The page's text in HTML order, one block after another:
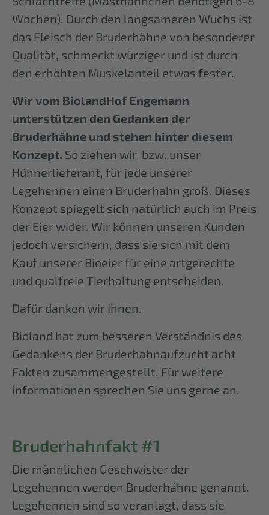
Wochen). Durch den langsameren Wuchs ist
das Fleisch der Bruderhähne von besonderer
Qualität, schmeckt würziger und ist durch
den erhöhten Muskelanteil etwas fester.
Wir vom BiolandHof Engemann
unterstützen den Gedanken der
Bruderhähne und stehen hinter diesem
Konzept. So ziehen wir, bzw. unser
Hühnerlieferant, für jede unserer
Legehennen einen Bruderhahn groß. Dieses
Konzept spiegelt sich natürlich auch im Preis
der Eier wider. Wir können unseren Kunden
jedoch versichern, dass sie sich mit dem
Kauf unserer Bioeier für eine artgerechte
und qualfreie Tierhaltung entscheiden.
Dafür danken wir Ihnen.
Bioland hat zum besseren Verständnis des
Gedankens der Bruderhahnaufzucht acht
Fakten zusammengestellt. Für weitere
informationen sprechen Sie uns gerne an.
Bruderhahnfakt #1
Die männlichen Geschwister der
Legehennen werden Bruderhähne genannt.
Legehennen sind so veranlagt, dass sie